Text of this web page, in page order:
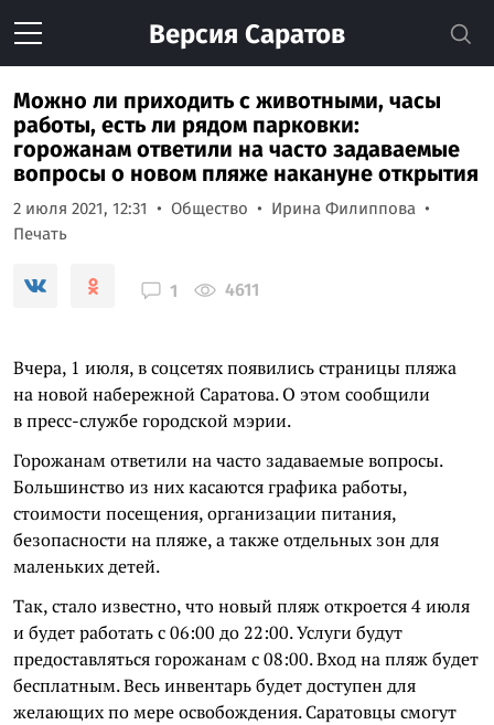
Версия Саратов
Можно ли приходить с животными, часы
работы, есть ли рядом парковки:
горожанам ответили на часто задаваемые
вопросы о новом пляже накануне открытия
2 июля 2021, 12:31 Общество
Ирина Филиппова
Печать
1 4611
Вчера, 1 июля, в соцсетях появились страницы пляжа
на новой набережной Саратова. О этом сообщили
в пресс-службе городской мэрии.
Горожанам ответили на часто задаваемые вопросы.
Большинство из них касаются графика работы,
стоимости посещения, организации питания,
безопасности на пляже, а также отдельных зон для
маленьких детей.
Так, стало известно, что новый пляж откроется 4 июля
и будет работать с 06:00 до 22:00. Услуги будут
предоставляться горожанам с 08:00. Вход на пляж будет
бесплатным. Весь инвентарь будет доступен для
желающих по мере освобождения. Саратовцы смогут